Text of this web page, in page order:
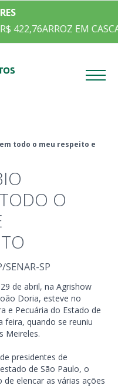
422,76ARROZ EM
todo o meu respeito e
O
SENAR-SP
de abril, na Agrishow
Doria, esteve no
e Pecuária do Estado de
feira, quando se reuniu
Meireles.
presidentes de
de São Paulo, o
elencar as várias ações